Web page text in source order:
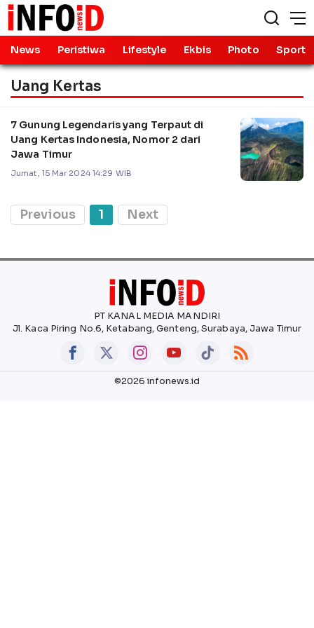
News Peristiwa Lifestyle Ekbis Photo Sport
Uang Kertas
7 Gunung Legendaris yang Terpaut di
Uang Kertas Indonesia, Nomor 2 dari
Jawa Timur
Jumat, 15 Mar 2024 14:29 WIB
Previous 1 Next
PT KANAL MEDIA MANDIRI
Jl. Kaca Piring No.6, Ketabang, Genteng, Surabaya, Jawa Timur
©2026 infonews.id